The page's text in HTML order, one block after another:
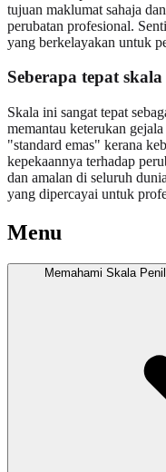
tujuan maklumat sahaja
perubatan profesional.
yang berkelayakan untuk
Seberapa tepat
Skala ini sangat tepat
memantau keterukan
"standard emas" kerana
kepekaannya terhadap
dan amalan di seluruh
yang dipercayai untuk
Menu
Memahami Skala